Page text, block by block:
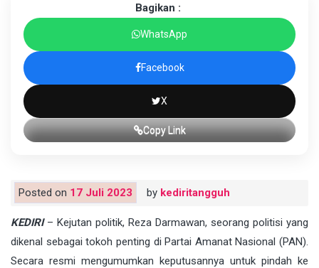
Bagikan :
WhatsApp
Facebook
X
Copy Link
Posted on 17 Juli 2023 by kediritangguh
KEDIRI– Kejutan politik, Reza Darmawan, seorang politisi yang
dikenal sebagai tokoh penting di Partai Amanat Nasional (PAN).
Secara resmi mengumumkan keputusannya untuk pindah ke